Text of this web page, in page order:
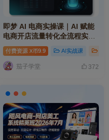
# mp # 电商
即梦 AI 电商实操课｜AI 赋能
电商开店流量转化全流程实操
教程
付费资源 X币9.9 AI实战课
茄子学堂 372